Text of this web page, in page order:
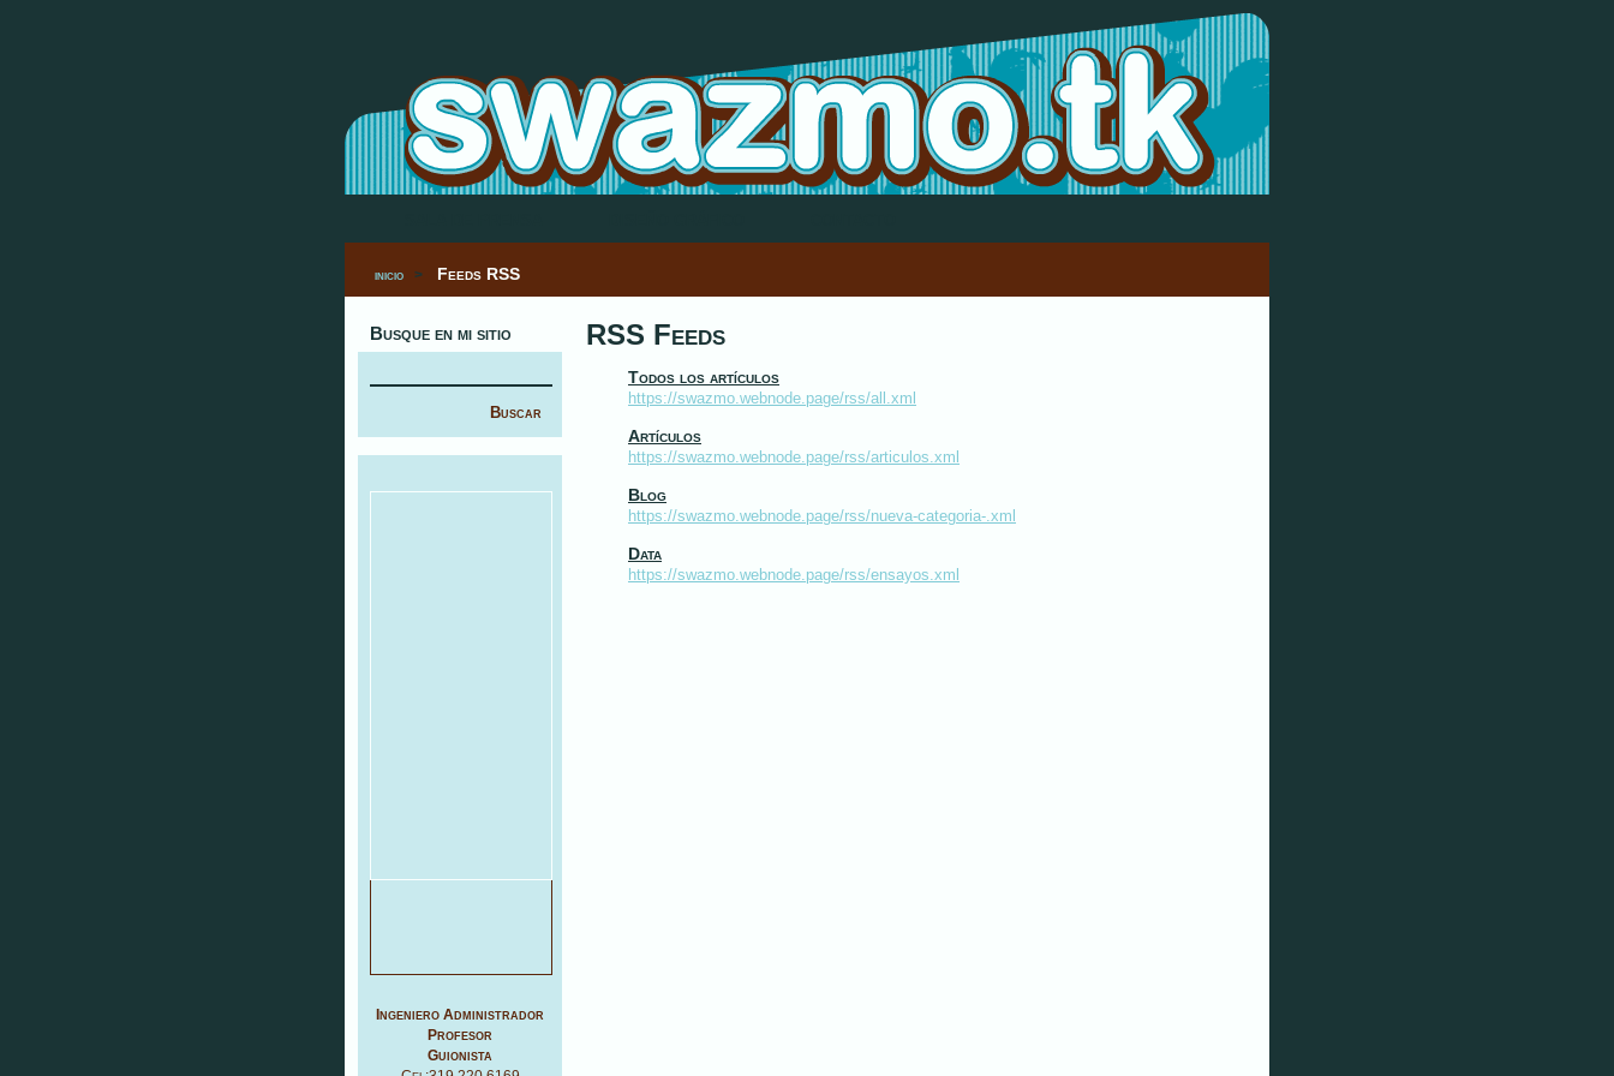
inicio > Feeds RSS
Busque en mi sitio
Ingeniero Administrador
Profesor
Guionista
RSS Feeds
Todos los artículos
https://swazmo.webnode.page/rss/all.xml
Artículos
https://swazmo.webnode.page/rss/articulos.xml
Blog
https://swazmo.webnode.page/rss/nueva-categoria-.xml
Data
https://swazmo.webnode.page/rss/ensayos.xml